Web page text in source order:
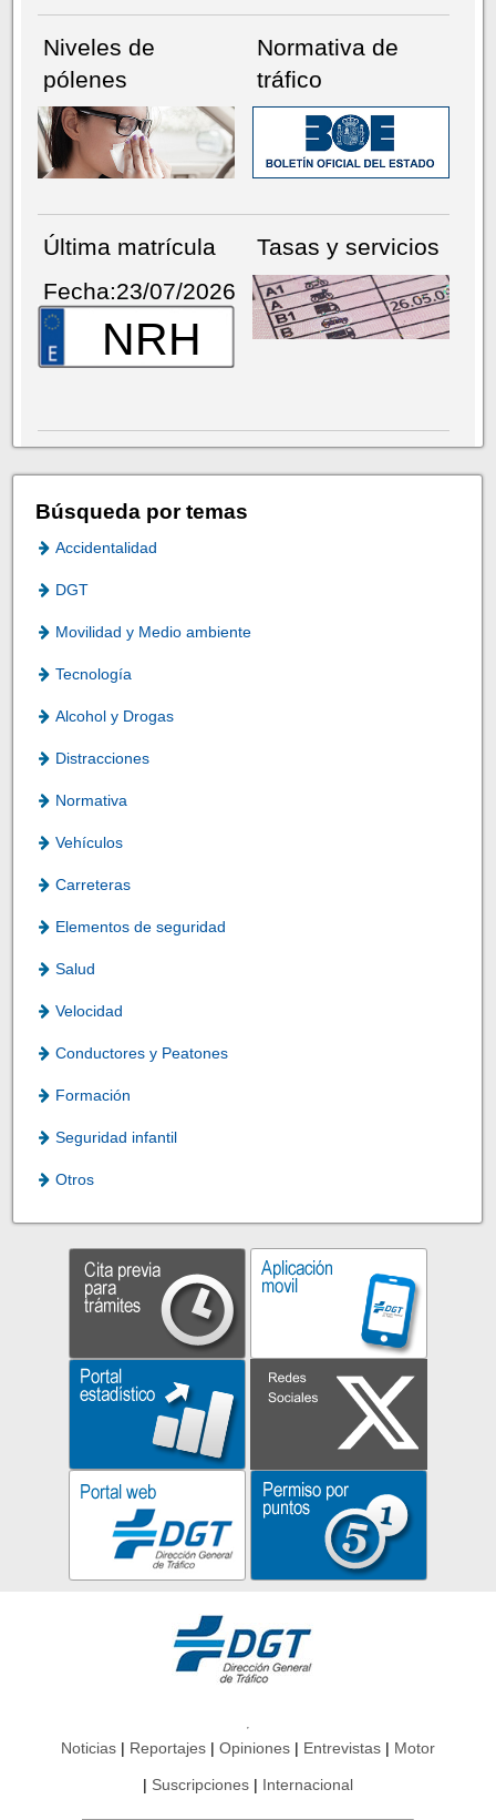
Niveles de
pólenes
Normativa de
tráfico
Última matrícula
Fecha:23/07/2026
NRH
Tasas y servicios
Búsqueda por temas
Accidentalidad
DGT
Movilidad y Medio ambiente
Tecnología
Alcohol y Drogas
Distracciones
Normativa
Vehículos
Carreteras
Elementos de seguridad
Salud
Velocidad
Conductores y Peatones
Formación
Seguridad infantil
Otros
Noticias Reportajes Opiniones Entrevistas Motor
Suscripciones Internacional